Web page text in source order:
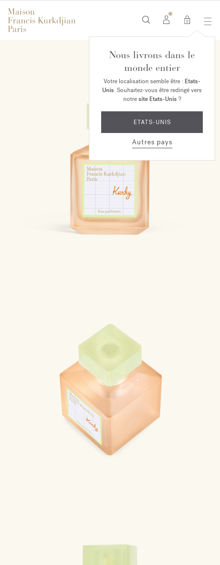
0
Nous livrons dans le
monde entier
Votre localisation semble être : Etats-
Unis. Souhaitez-vous être redirigé vers
notresite Etats-Unis?
ETATS-UNIS
Autres pays
NOUVEAUTÉ